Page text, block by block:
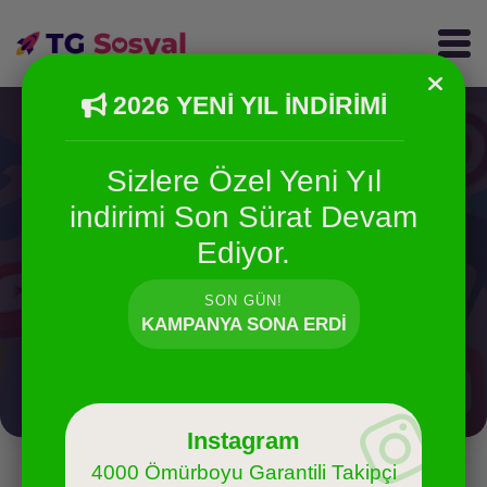
Instagram Bot Takipçi
Servisleri
İnstagram Bot Takipçi Satın
2026 YENİ YIL İNDİRİMİ
Sizlere Özel Yeni Yıl
indirimi Son Sürat Devam
Ediyor.
SON GÜN!
KAMPANYA SONA ERDI
Instagram
4000 Ömürboyu Garantili Takipçi